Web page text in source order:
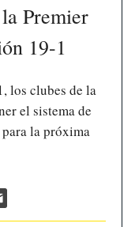
Premier
19-1
los clubes de la
el sistema de
la próxima